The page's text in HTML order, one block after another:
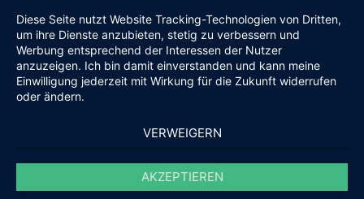
Diese Seite nutzt Website Tracking-Technologien von Dritten,
um ihre Dienste anzubieten, stetig zu verbessern und
Werbung entsprechend der Interessen der Nutzer
anzuzeigen. Ich bin damit einverstanden und kann meine
Einwilligung jederzeit mit Wirkung für die Zukunft widerrufen
oder ändern.
VERWEIGERN
AKZEPTIEREN